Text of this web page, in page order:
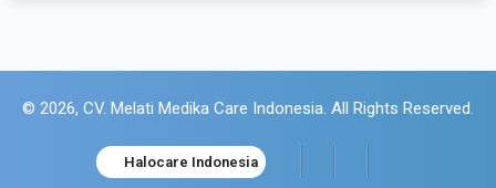
© 2026, CV. Melati Medika Care Indonesia. All Rights Reserved.
Halocare Indonesia